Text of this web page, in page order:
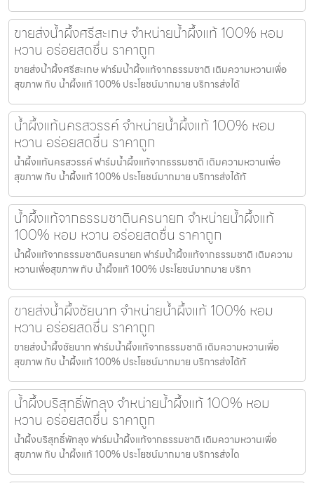
ขายส่งน้ำผึ้งศรีสะเกษ จำหน่ายน้ำผึ้งแท้ 100% หอม
หวาน อร่อยสดชื่น ราคาถูก
ขายส่งน้ำผึ้งศรีสะเกษ ฟาร์มน้ำผึ้งแท้จากธรรมชาติ เติมความหวานเพื่อ
สุขภาพ กับ น้ำผึ้งแท้ 100% ประโยชน์มากมาย บริการส่งได้
น้ำผึ้งแท้นครสวรรค์ จำหน่ายน้ำผึ้งแท้ 100% หอม
หวาน อร่อยสดชื่น ราคาถูก
น้ำผึ้งแท้นครสวรรค์ ฟาร์มน้ำผึ้งแท้จากธรรมชาติ เติมความหวานเพื่อ
สุขภาพ กับ น้ำผึ้งแท้ 100% ประโยชน์มากมาย บริการส่งได้ทั
น้ำผึ้งแท้จากธรรมชาตินครนายก จำหน่ายน้ำผึ้งแท้
100% หอม หวาน อร่อยสดชื่น ราคาถูก
น้ำผึ้งแท้จากธรรมชาตินครนายก ฟาร์มน้ำผึ้งแท้จากธรรมชาติ เติมความ
หวานเพื่อสุขภาพ กับ น้ำผึ้งแท้ 100% ประโยชน์มากมาย บริกา
ขายส่งน้ำผึ้งชัยนาท จำหน่ายน้ำผึ้งแท้ 100% หอม
หวาน อร่อยสดชื่น ราคาถูก
ขายส่งน้ำผึ้งชัยนาท ฟาร์มน้ำผึ้งแท้จากธรรมชาติ เติมความหวานเพื่อ
สุขภาพ กับ น้ำผึ้งแท้ 100% ประโยชน์มากมาย บริการส่งได้ทั
น้ำผึ้งบริสุทธิ์พัทลุง จำหน่ายน้ำผึ้งแท้ 100% หอม
หวาน อร่อยสดชื่น ราคาถูก
น้ำผึ้งบริสุทธิ์พัทลุง ฟาร์มน้ำผึ้งแท้จากธรรมชาติ เติมความหวานเพื่อ
สุขภาพ กับ น้ำผึ้งแท้ 100% ประโยชน์มากมาย บริการส่งได